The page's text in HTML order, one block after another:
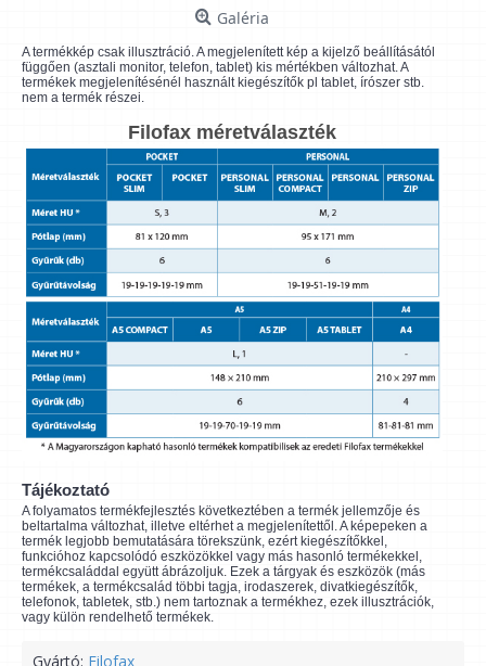
Galéria
A termékkép csak illusztráció. A megjelenített kép a kijelző beállításától
függően (asztali monitor, telefon, tablet) kis mértékben változhat. A
termékek megjelenítésénél használt kiegészítők pl tablet, írószer stb.
nem a termék részei.
Filofax méretválaszték
Tájékoztató
A folyamatos termékfejlesztés következtében a termék jellemzője és
beltartalma változhat, illetve eltérhet a megjelenítettől. A képepeken a
termék legjobb bemutatására törekszünk, ezért kiegészítőkkel,
funkcióhoz kapcsolódó eszközökkel vagy más hasonló termékekkel,
termékcsaláddal együtt ábrázoljuk. Ezek a tárgyak és eszközök (más
termékek, a termékcsalád többi tagja, irodaszerek, divatkiegészítők,
telefonok, tabletek, stb.) nem tartoznak a termékhez, ezek illusztrációk,
vagy külön rendelhető termékek.
Gyártó: Filofax